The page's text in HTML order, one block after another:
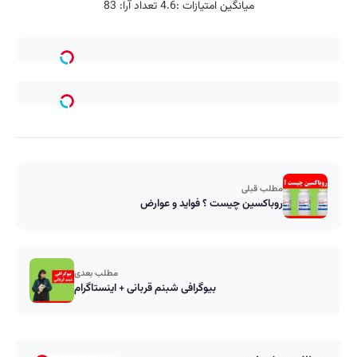
میانگین امتیازات :4.6تعداد آرا: 83
مطلب قبلی
روباکسین چیست ؟ فواید و عوارض
مطلب بعدی
بیوگرافی شبنم قربانی + اینستاگرام